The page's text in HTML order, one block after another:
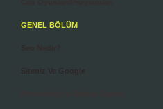
GENEL BÖLÜM